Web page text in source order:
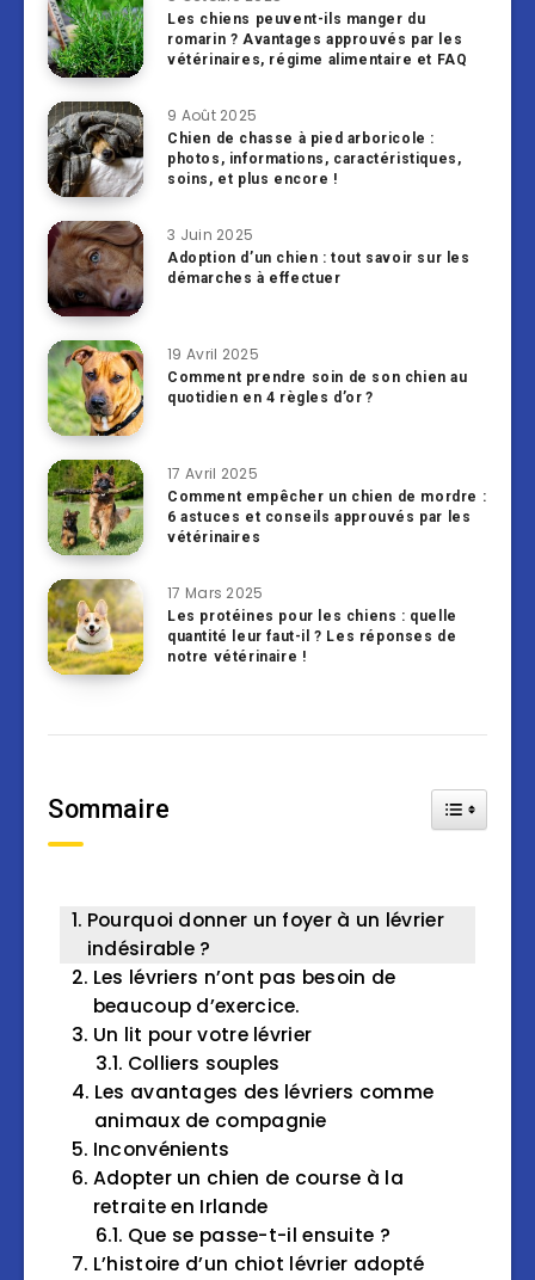
Les chiens peuvent-ils manger du
romarin ? Avantages approuvés par les
vétérinaires, régime alimentaire et FAQ
9 Août 2025
Chien de chasse à pied arboricole :
photos, informations, caractéristiques,
soins, et plus encore !
3 Juin 2025
Adoption d’un chien : tout savoir sur les
démarches à effectuer
19 Avril 2025
Comment prendre soin de son chien au
quotidien en 4 règles d’or ?
17 Avril 2025
Comment empêcher un chien de mordre :
6 astuces et conseils approuvés par les
vétérinaires
17 Mars 2025
Les protéines pour les chiens : quelle
quantité leur faut-il ? Les réponses de
notre vétérinaire !
Sommaire Toggle
Pourquoi donner un foyer à un lévrier
indésirable ?
Les lévriers n’ont pas besoin de
beaucoup d’exercice.
Un lit pour votre lévrier
Colliers souples
Les avantages des lévriers comme
animaux de compagnie
Inconvénients
Adopter un chien de course à la
retraite en Irlande
Que se passe-t-il ensuite ?
L’histoire d’un chiot lévrier adopté